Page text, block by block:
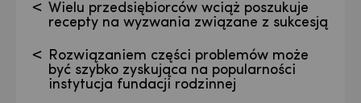
Wielu przedsiębiorców wciąż poszukuje
recepty na wyzwania związane z sukcesją
Rozwiązaniem części problemów może
być szybko zyskująca na popularności
instytucja fundacji rodzinnej